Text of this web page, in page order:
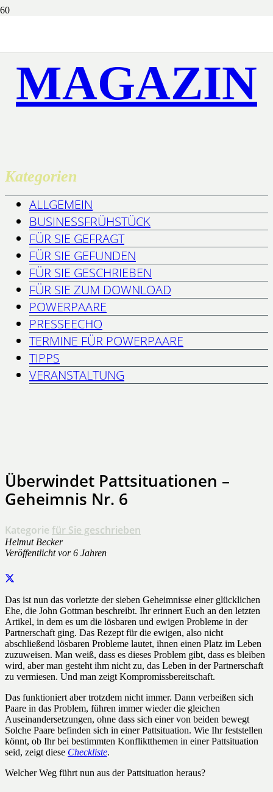
MAGAZIN
Kategorien
ALLGEMEIN
BUSINESSFRÜHSTÜCK
FÜR SIE GEFRAGT
FÜR SIE GEFUNDEN
FÜR SIE GESCHRIEBEN
FÜR SIE ZUM DOWNLOAD
POWERPAARE
PRESSEECHO
TERMINE FÜR POWERPAARE
TIPPS
VERANSTALTUNG
Überwindet Pattsituationen –
Geheimnis Nr. 6
Kategorie für Sie geschrieben
Helmut Becker
Veröffentlichtvor 6 Jahren
Das ist nun das vorletzte der sieben Geheimnisse einer glücklichen
Ehe, die John Gottman beschreibt. Ihr erinnert Euch an den letzten
Artikel, in dem es um die lösbaren und ewigen Probleme in der
Partnerschaft ging. Das Rezept für die ewigen, also nicht
abschließend lösbaren Probleme lautet, ihnen einen Platz im Leben
zuzuweisen. Man weiß, dass es dieses Problem gibt, dass es bleiben
wird, aber man gesteht ihm nicht zu, das Leben in der Partnerschaft
zu vermiesen. Und man zeigt Kompromissbereitschaft.
Das funktioniert aber trotzdem nicht immer. Dann verbeißen sich
Paare in das Problem, führen immer wieder die gleichen
Auseinandersetzungen, ohne dass sich einer von beiden bewegt
Solche Paare befinden sich in einer Pattsituation. Wie Ihr feststellen
könnt, ob Ihr bei bestimmten Konfliktthemen in einer Pattsituation
seid, zeigt diese Checkliste.
Welcher Weg führt nun aus der Pattsituation heraus?